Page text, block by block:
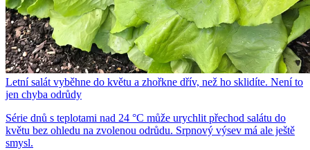
Letní salát vyběhne do květu a zhořkne dřív, než ho sklidíte. Není to
jen chyba odrůdy
Série dnů s teplotami nad 24 °C může urychlit přechod salátu do
květu bez ohledu na zvolenou odrůdu. Srpnový výsev má ale ještě
smysl.